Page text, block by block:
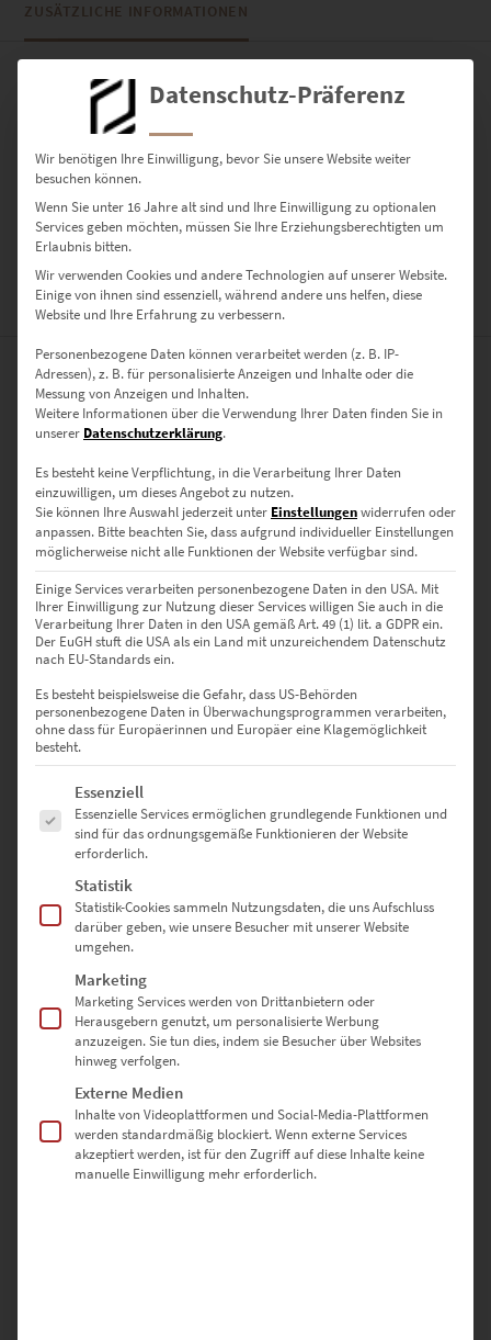
ZUSÄTZLICHE INFORMATIONEN
PRODUKT BESONDERHEITEN
AUSFÜHRUNG
Poster, Leinwand auf Keilrahmen, Acrylglas
30 x 20 cm, 45 x 30 cm, 60 x 40 cm, 75 x 50 cm, 90 x 60 cm, 120 x 80
cm, 135 x 90 cm, 150 x 100 cm
BEWERTUNGEN (0)
Bewertungen
Es gibt noch keine Bewertungen.
0
0
SCHREIBE DIE ERSTE BEWERTUNG FÜR „EZ00944 MERCEDES
AMG A45 AT EUROPA PARK“
Deine E-Mail-Adresse wird nicht veröffentlicht.
Erforderliche Felder sind mit*markiert
DEINE BEWERTUNG*
Datenschutz-Präferenz
Wir benötigen Ihre Einwilligung, bevor Sie unsere Website weiter
besuchen können.
Wenn Sie unter 16 Jahre alt sind und Ihre Einwilligung zu optionalen
Services geben möchten, müssen Sie Ihre Erziehungsberechtigten um
Erlaubnis bitten.
Wir verwenden Cookies und andere Technologien auf unserer Website.
Einige von ihnen sind essenziell, während andere uns helfen, diese
Website und Ihre Erfahrung zu verbessern.
Personenbezogene Daten können verarbeitet werden (z. B. IP-
Adressen), z. B. für personalisierte Anzeigen und Inhalte oder die
Messung von Anzeigen und Inhalten.
Weitere Informationen über die Verwendung Ihrer Daten finden Sie in
unserer Datenschutzerklärung.
Es besteht keine Verpflichtung, in die Verarbeitung Ihrer Daten
einzuwilligen, um dieses Angebot zu nutzen.
Sie können Ihre Auswahl jederzeit unter Einstellungenwiderrufen oder
anpassen. Bitte beachten Sie, dass aufgrund individueller Einstellungen
möglicherweise nicht alle Funktionen der Website verfügbar sind.
Einige Services verarbeiten personenbezogene Daten in den USA. Mit
Ihrer Einwilligung zur Nutzung dieser Services willigen Sie auch in die
Verarbeitung Ihrer Daten in den USA gemäß Art. 49 (1) lit. a GDPR ein.
Der EuGH stuft die USA als ein Land mit unzureichendem Datenschutz
nach EU-Standards ein.
Es besteht beispielsweise die Gefahr, dass US-Behörden
personenbezogene Daten in Überwachungsprogrammen verarbeiten,
ohne dass für Europäerinnen und Europäer eine Klagemöglichkeit
besteht.
Es folgt eine Liste der Service-Gruppen, für die eine Einwilligung
Essenziell
Essenzielle Services ermöglichen grundlegende Funktionen und
sind für das ordnungsgemäße Funktionieren der Website
erforderlich.
Statistik
Statistik-Cookies sammeln Nutzungsdaten, die uns Aufschluss
darüber geben, wie unsere Besucher mit unserer Website
umgehen.
Marketing
Marketing Services werden von Drittanbietern oder
Herausgebern genutzt, um personalisierte Werbung
anzuzeigen. Sie tun dies, indem sie Besucher über Websites
hinweg verfolgen.
Externe Medien
Inhalte von Videoplattformen und Social-Media-Plattformen
werden standardmäßig blockiert. Wenn externe Services
akzeptiert werden, ist für den Zugriff auf diese Inhalte keine
manuelle Einwilligung mehr erforderlich.